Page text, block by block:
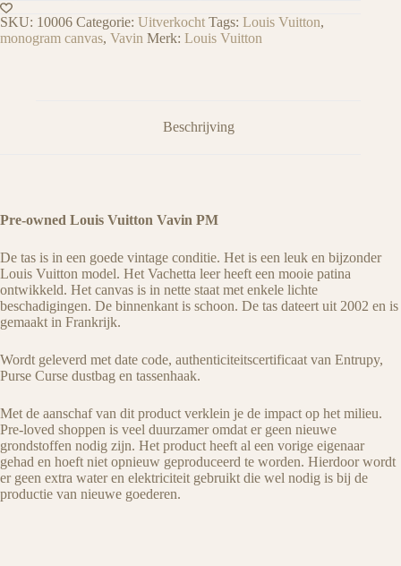
SKU: 10006 Categorie: Uitverkocht Tags: Louis Vuitton,
monogram canvas, Vavin Merk: Louis Vuitton
Beschrijving
Pre-owned Louis Vuitton Vavin PM
De tas is in een goede vintage conditie. Het is een leuk en bijzonder
Louis Vuitton model. Het Vachetta leer heeft een mooie patina
ontwikkeld. Het canvas is in nette staat met enkele lichte
beschadigingen. De binnenkant is schoon. De tas dateert uit 2002 en is
gemaakt in Frankrijk.
Wordt geleverd met date code, authenticiteitscertificaat van Entrupy,
Purse Curse dustbag en tassenhaak.
Met de aanschaf van dit product verklein je de impact op het milieu.
Pre-loved shoppen is veel duurzamer omdat er geen nieuwe
grondstoffen nodig zijn. Het product heeft al een vorige eigenaar
gehad en hoeft niet opnieuw geproduceerd te worden. Hierdoor wordt
er geen extra water en elektriciteit gebruikt die wel nodig is bij de
productie van nieuwe goederen.